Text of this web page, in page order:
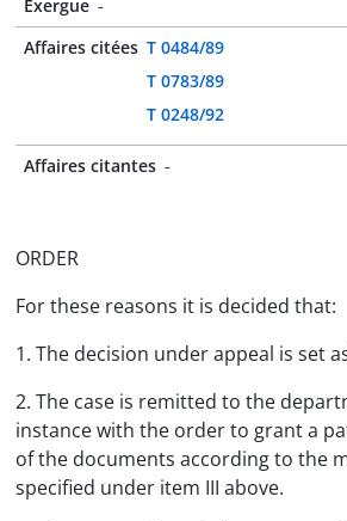
Exergue -
Affaires citées T 0484/89
T 0783/89
T 0248/92
Affaires citantes -
ORDER
For these reasons it is decided that:
1. The decision under appeal is set
2. The case is remitted to the
instance with the order to grant a
of the documents according to the
specified under item III above.